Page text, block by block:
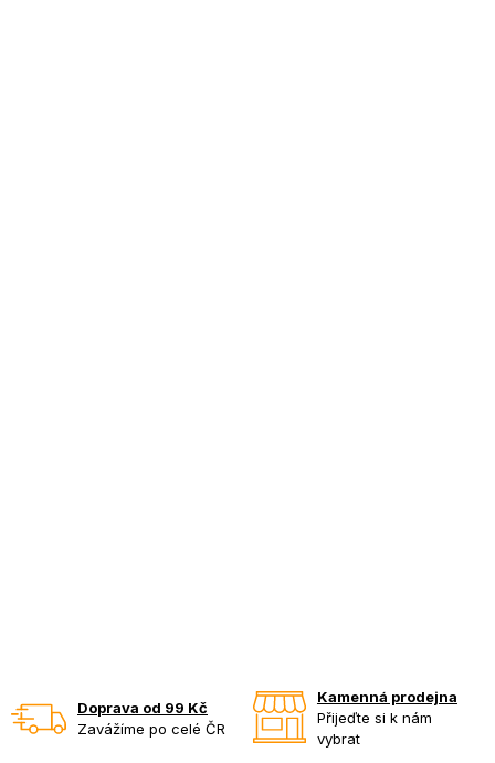
Doprava od 99 Kč
Zavážíme po celé ČR
Kamenná prodejna
Přijeďte si k nám
vybrat